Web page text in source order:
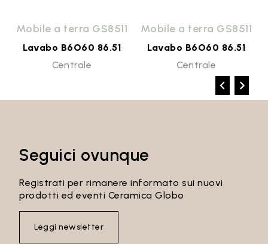
Mobile a terra GS8511
Lavabo B6O60 86.51
Centrale
Mobile a terra GS8511
Lavabo B6O60 86.51
Centrale
Seguici ovunque
Registrati per rimanere informato sui nuovi
prodotti ed eventi Ceramica Globo
Leggi newsletter